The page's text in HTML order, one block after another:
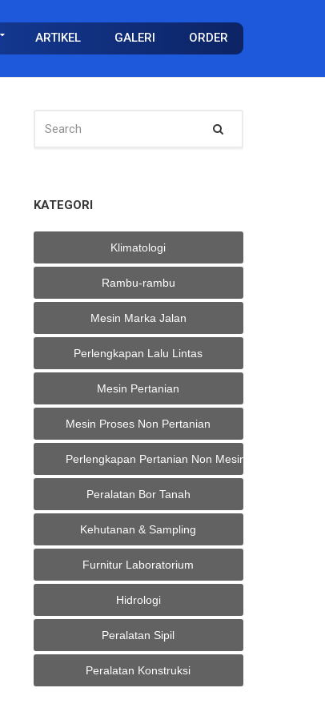
ARTIKEL GALERI ORDER
FOR:
KATEGORI
Klimatologi
Rambu-rambu
Mesin Marka Jalan
Perlengkapan Lalu Lintas
Mesin Pertanian
Mesin Proses Non Pertanian
Perlengkapan Pertanian Non Mesin
Peralatan Bor Tanah
Kehutanan & Sampling
Furnitur Laboratorium
Hidrologi
Peralatan Sipil
Peralatan Konstruksi